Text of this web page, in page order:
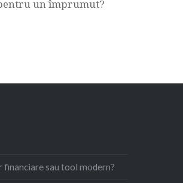
un împrumut?
sau tool modern?